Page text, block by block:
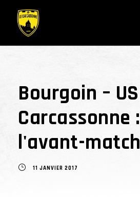
Bourgoin – US
Carcassonne :
l'avant-match
11 JANVIER 2017